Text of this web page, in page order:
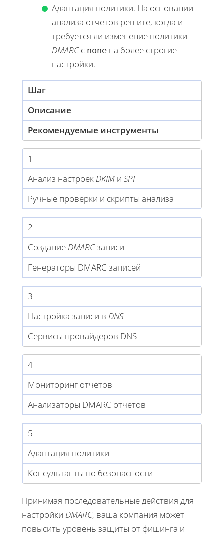
Адаптация политики. На основании
анализа отчетов решите, когда и
требуется ли изменение политики
DMARCс none на более строгие
настройки.
Шаг
Описание
Рекомендуемые инструменты
1
Анализ настроек DKIM и SPF
Ручные проверки и скрипты анализа
2
Создание DMARCзаписи
Генераторы DMARC записей
3
Настройка записи в DNS
Сервисы провайдеров DNS
4
Мониторинг отчетов
Анализаторы DMARC отчетов
5
Адаптация политики
Консультанты по безопасности
Принимая последовательные действия для
настройки DMARC, ваша компания может
повысить уровень защиты от фишинга и